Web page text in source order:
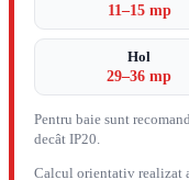
11–15 mp
Hol
29–36 mp
Pentru baie sunt
decât IP20.
Calcul orientativ realizat